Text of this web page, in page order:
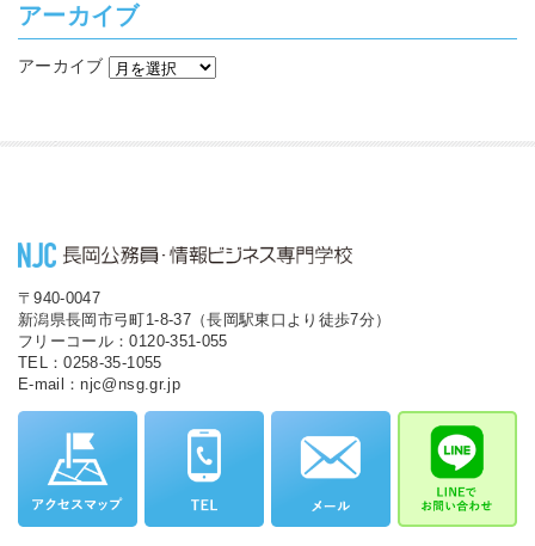
アーカイブ
アーカイブ
〒940-0047
新潟県長岡市弓町1-8-37（長岡駅東口より徒歩7分）
フリーコール：0120-351-055
TEL：0258-35-1055
E-mail：njc@nsg.gr.jp